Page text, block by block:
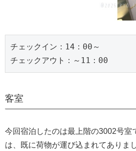
チェックイン：14：00～
チェックアウト：～11：00
客室
今回宿泊したのは最上階の3002号室
は、既に荷物が運び込まれてありまし